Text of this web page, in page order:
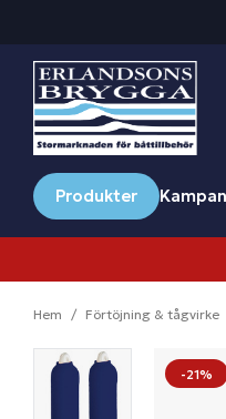
Produkter
Hem Förtöjning & tågvirke
-21%